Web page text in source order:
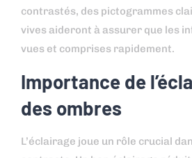
contrastés, des pictogrammes
vives aideront à assurer que les
vues et comprises rapidement.
Importance de
des ombres
L’éclairage joue un rôle crucial